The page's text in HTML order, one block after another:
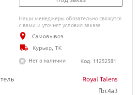
Royal Talens
fbc4a3
Наши менеджеры обязательно свяжутся
с вами и уточнят условия заказа
Самовывоз
Курьер, ТК
Нет в наличии
Код: 11252581